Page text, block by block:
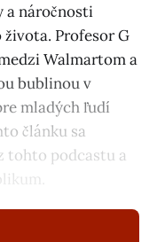
a náročnosti
Profesor G
Walmartom a
bublinou v
mladých ľudí
článku sa
tohto podcastu a